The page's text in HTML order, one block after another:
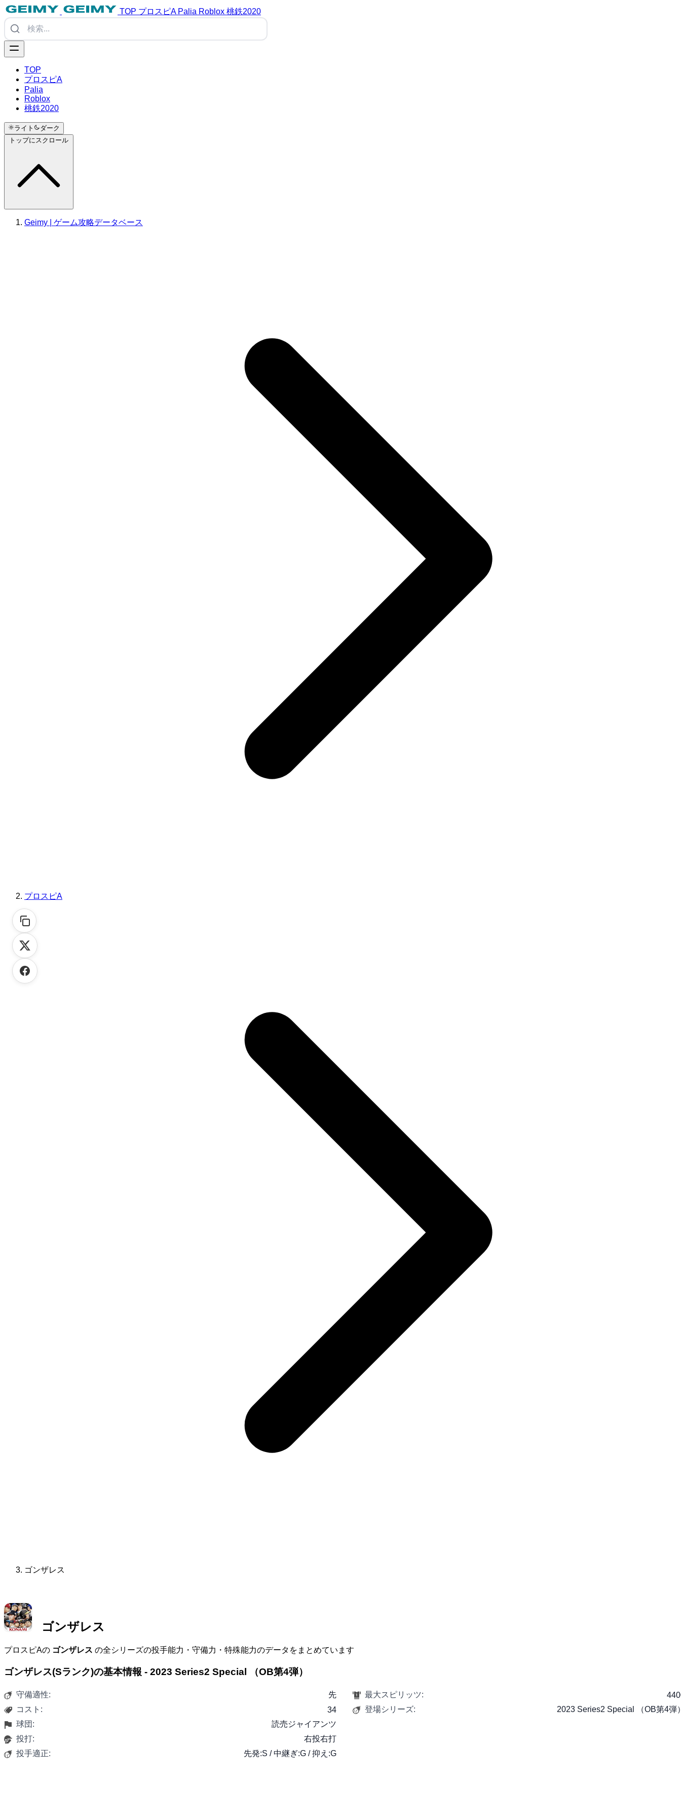
TOP プロスピA Palia Roblox 桃鉄2020
TOP
プロスピA
Palia
Roblox
桃鉄2020
ライト
ダーク
トップにスクロール
Geimy | ゲーム攻略データベース
プロスピA
ゴンザレス
ゴンザレス
プロスピAの ゴンザレス の全シリーズの投手能力・守備力・特殊能力のデータをまとめています
ゴンザレス(Sランク)の基本情報 - 2023 Series2 Special （OB第4弾）
守備適性:
先
コスト:
34
球団:
読売ジャイアンツ
投打:
右投右打
投手適正:
先発:S / 中継ぎ:G / 抑え:G
最大スピリッツ:
登場シリーズ:
2023 Series2 Special （OB第4弾